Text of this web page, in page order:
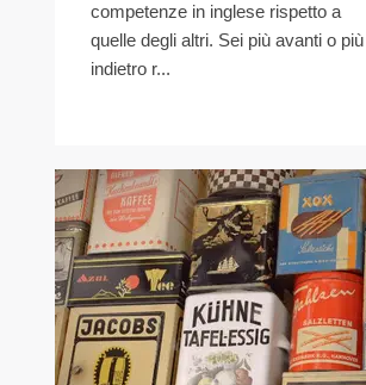
competenze in inglese rispetto a
quelle degli altri. Sei più avanti o più
indietro r...